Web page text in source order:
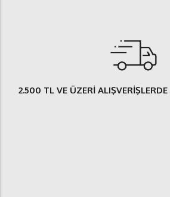
2.500 TLVE ÜZERİ ALIŞVERİŞLERDE